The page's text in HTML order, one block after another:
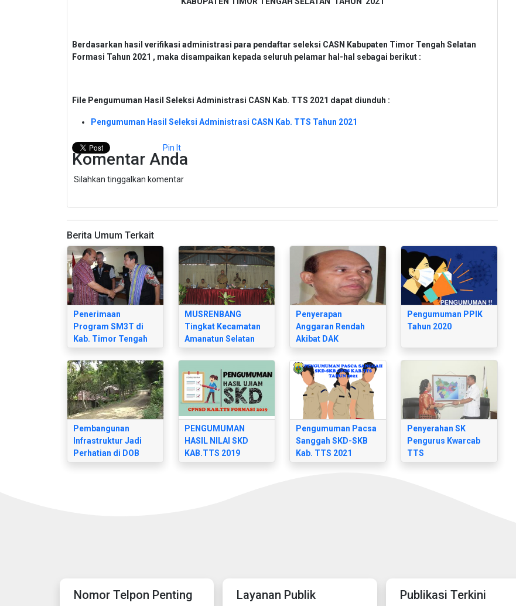
Berdasarkan hasil verifikasi administrasi para pendaftar seleksi CASN Kabupaten Timor Tengah Selatan
Formasi Tahun 2021 , maka disampaikan kepada seluruh pelamar hal-hal sebagai berikut :
File Pengumuman Hasil Seleksi Administrasi CASN Kab. TTS 2021 dapat diunduh :
Pengumuman Hasil Seleksi Administrasi CASN Kab. TTS Tahun 2021
Pin It
Komentar Anda
Silahkan tinggalkan komentar
Berita Umum Terkait
Penerimaan
Program SM3T di
Kab. Timor Tengah
MUSRENBANG
Tingkat Kecamatan
Amanatun Selatan
Penyerapan
Anggaran Rendah
Akibat DAK
Pengumuman PPIK
Tahun 2020
Pembangunan
Infrastruktur Jadi
Perhatian di DOB
PENGUMUMAN
HASIL NILAI SKD
KAB.TTS 2019
Pengumuman Pacsa
Sanggah SKD-SKB
Kab. TTS 2021
Penyerahan SK
Pengurus Kwarcab
TTS
Nomor Telpon Penting Layanan Publik Publikasi Terkini